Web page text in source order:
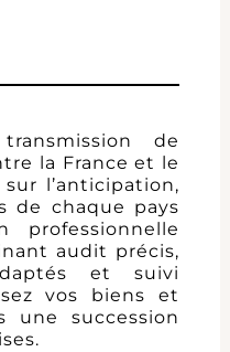
de
la France et le
l’anticipation,
de chaque pays
professionnelle
audit précis,
et suivi
vos biens et
une succession